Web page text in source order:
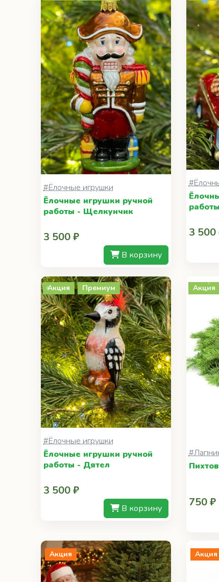
#Ёлочные игрушки
Ёлочные игрушки ручной
работы - Щелкунчик
3 500 ₽
В корзину
3 500
Акция Премиум
#Ёлочные игрушки
Ёлочные игрушки ручной
работы - Дятел
3 500 ₽
В корзину
Акция
750 ₽
Акция Акция